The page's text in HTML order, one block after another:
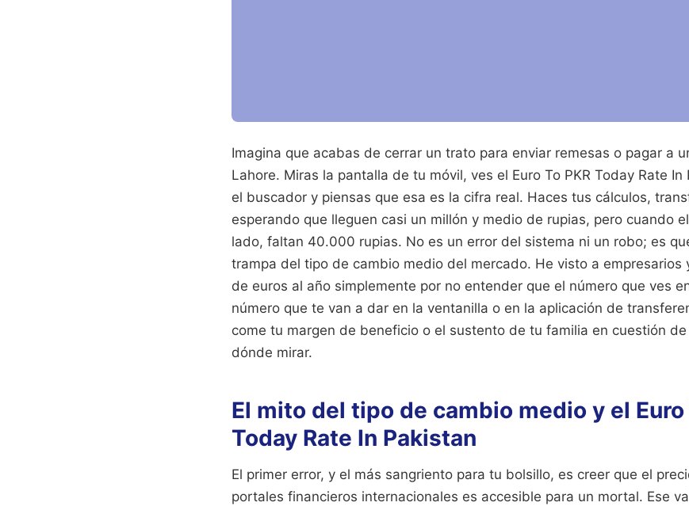
Imagina que acabas de cerrar un trato para enviar remesas o pagar a
Lahore. Miras la pantalla de tu móvil, ves el Euro To PKR Today Rate
el buscador y piensas que esa es la cifra real. Haces tus cálculos,
esperando que lleguen casi un millón y medio de rupias, pero cuando
lado, faltan 40.000 rupias. No es un error del sistema ni un robo; es
trampa del tipo de cambio medio del mercado. He visto a empresarios
de euros al año simplemente por no entender que el número que ves
número que te van a dar en la ventanilla o en la aplicación de
come tu margen de beneficio o el sustento de tu familia en cuestión
dónde mirar.
El mito del tipo de cambio medio y el Euro
Today Rate In Pakistan
El primer error, y el más sangriento para tu bolsillo, es creer que el
portales financieros internacionales es accesible para un mortal. Ese